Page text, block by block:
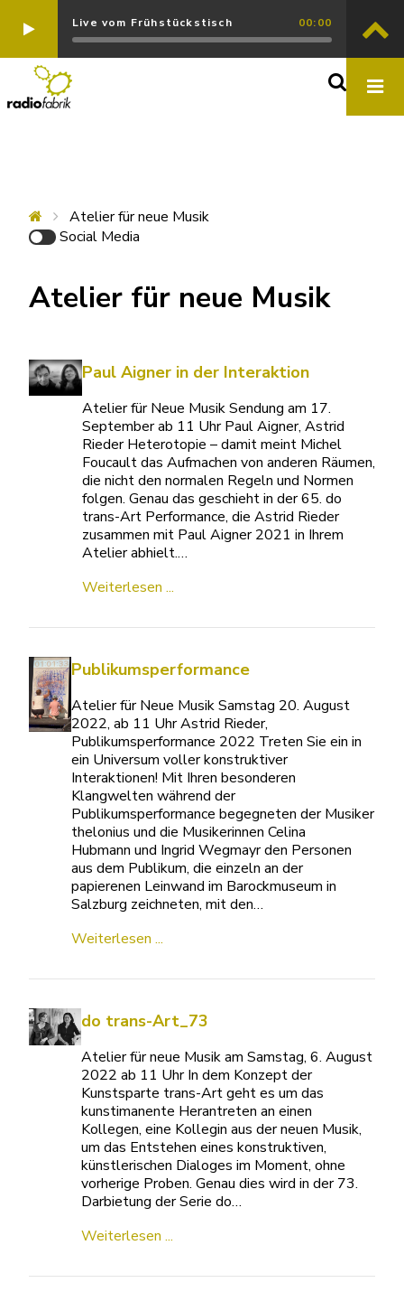
Live vom Frühstückstisch 00:00
Atelier für neue Musik
Social Media
Atelier für neue Musik
Paul Aigner in der Interaktion
Atelier für Neue Musik Sendung am 17.
September ab 11 Uhr Paul Aigner, Astrid
Rieder Heterotopie – damit meint Michel
Foucault das Aufmachen von anderen Räumen,
die nicht den normalen Regeln und Normen
folgen. Genau das geschieht in der 65. do
trans-Art Performance, die Astrid Rieder
zusammen mit Paul Aigner 2021 in Ihrem
Atelier abhielt.…
Weiterlesen ...
Publikumsperformance
Atelier für Neue Musik Samstag 20. August
2022, ab 11 Uhr Astrid Rieder,
Publikumsperformance 2022 Treten Sie ein in
ein Universum voller konstruktiver
Interaktionen! Mit Ihren besonderen
Klangwelten während der
Publikumsperformance begegneten der Musiker
thelonius und die Musikerinnen Celina
Hubmann und Ingrid Wegmayr den Personen
aus dem Publikum, die einzeln an der
papierenen Leinwand im Barockmuseum in
Salzburg zeichneten, mit den…
Weiterlesen ...
do trans-Art_73
Atelier für neue Musik am Samstag, 6. August
2022 ab 11 Uhr In dem Konzept der
Kunstsparte trans-Art geht es um das
kunstimanente Herantreten an einen
Kollegen, eine Kollegin aus der neuen Musik,
um das Entstehen eines konstruktiven,
künstlerischen Dialoges im Moment, ohne
vorherige Proben. Genau dies wird in der 73.
Darbietung der Serie do…
Weiterlesen ...